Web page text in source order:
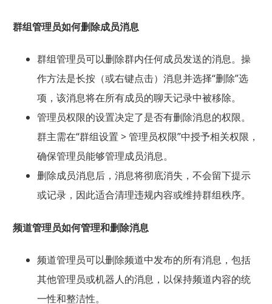
群组管理员如何删除成员消息
群组管理员可以删除群内任何成员发送的消息。操
作方法是长按（或右键点击）消息并选择“删除”选
项，该消息将在所有成员的聊天记录中被移除。
管理员权限的设置决定了是否有删除消息的权限。
群主需在“群组设置 > 管理员权限”中授予相关权限，
确保管理员能够管理成员消息。
删除成员消息后，消息将彻底消失，不会留下提示
或记录，因此适合清理违规内容或维持群组秩序。
频道管理员如何管理和删除消息
频道管理员可以删除频道中发布的所有消息，包括
其他管理员或机器人的消息，以保持频道内容的统
一性和整洁性。